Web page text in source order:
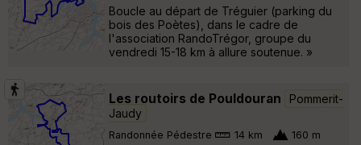
Boucle au départ de Tréguier (parking du
bois des Poètes), dans le cadre de
l'association RandoTrégor, groupe du
vendredi 15-18 km à allure soutenue. »
Les routoirs de Pouldouran
Pommerit-
Jaudy
Randonnée Pédestre 14 km 160 m